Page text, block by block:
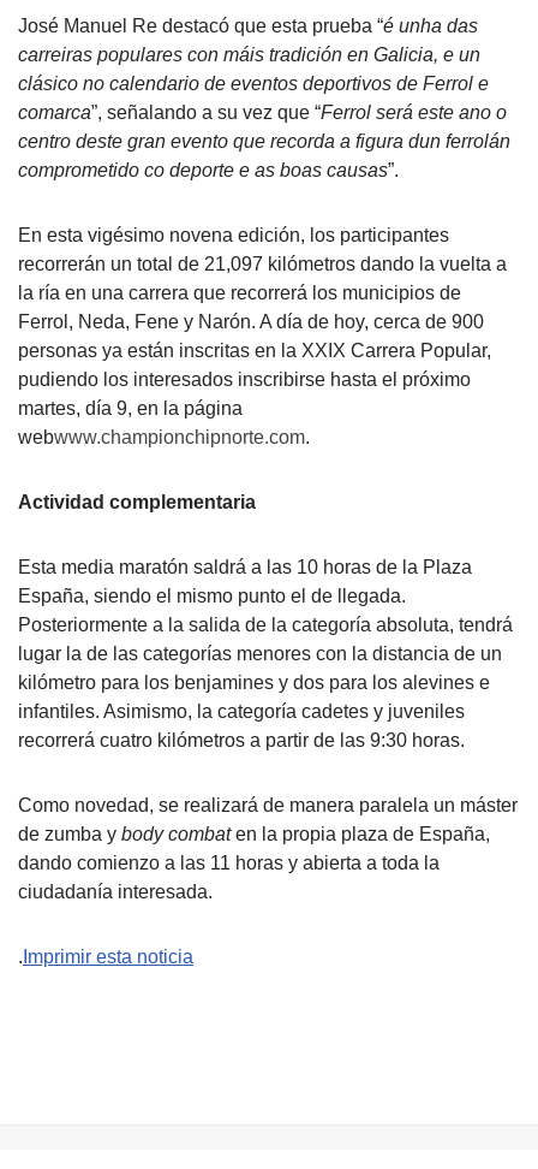
José Manuel Re destacó que esta prueba “é unha das
carreiras populares con máis tradición en Galicia, e un
clásico no calendario de eventos deportivos de Ferrol e
comarca”, señalando a su vez que “Ferrol será este ano o
centro deste gran evento que recorda a figura dun ferrolán
comprometido co deporte e as boas causas”.
En esta vigésimo novena edición, los participantes
recorrerán un total de 21,097 kilómetros dando la vuelta a
la ría en una carrera que recorrerá los municipios de
Ferrol, Neda, Fene y Narón. A día de hoy, cerca de 900
personas ya están inscritas en la XXIX Carrera Popular,
pudiendo los interesados inscribirse hasta el próximo
martes, día 9, en la página
webwww.championchipnorte.com.
Actividad complementaria
Esta media maratón saldrá a las 10 horas de la Plaza
España, siendo el mismo punto el de llegada.
Posteriormente a la salida de la categoría absoluta, tendrá
lugar la de las categorías menores con la distancia de un
kilómetro para los benjamines y dos para los alevines e
infantiles. Asimismo, la categoría cadetes y juveniles
recorrerá cuatro kilómetros a partir de las 9:30 horas.
Como novedad, se realizará de manera paralela un máster
de zumba y body combaten la propia plaza de España,
dando comienzo a las 11 horas y abierta a toda la
ciudadanía interesada.
. Imprimir esta noticia